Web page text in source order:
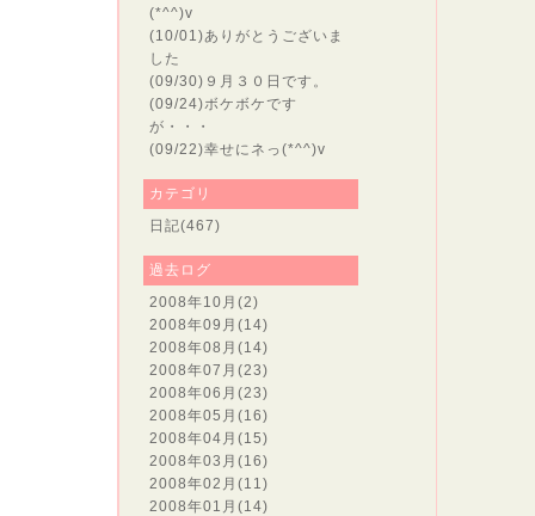
(*^^)v
(10/01)ありがとうございま
した
(09/30) ９月３０日です。
(09/24)ボケボケです
が・・・
(09/22)幸せにネっ(*^^)v
カテゴリ
日記(467)
過去ログ
2008年10月 (2)
2008年09月 (14)
2008年08月 (14)
2008年07月 (23)
2008年06月 (23)
2008年05月 (16)
2008年04月 (15)
2008年03月 (16)
2008年02月 (11)
2008年01月 (14)